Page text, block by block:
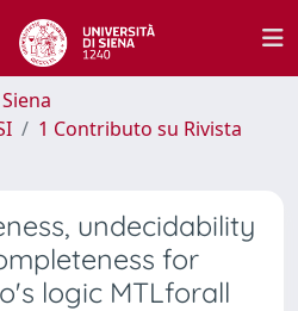
1 Contributo su Rivista
undecidability
for
logic MTLforall